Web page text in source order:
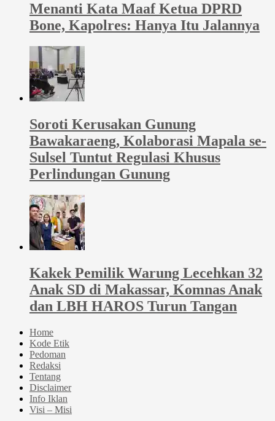
Menanti Kata Maaf Ketua DPRD
Bone, Kapolres: Hanya Itu Jalannya
Soroti Kerusakan Gunung
Bawakaraeng, Kolaborasi Mapala se-
Sulsel Tuntut Regulasi Khusus
Perlindungan Gunung
Kakek Pemilik Warung Lecehkan 32
Anak SD di Makassar, Komnas Anak
dan LBH HAROS Turun Tangan
Home
Kode Etik
Pedoman
Redaksi
Tentang
Disclaimer
Info Iklan
Visi – Misi